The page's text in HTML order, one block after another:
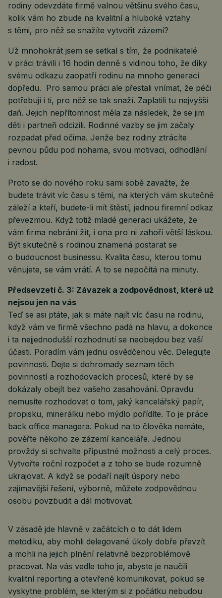
rodiny odevzdáte firmě valnou většinu svého času,
kolik vám ho zbude na kvalitní a hluboké vztahy
s těmi, pro něž se snažíte vytvořit zázemí?
Už mnohokrát jsem se setkal s tím, že podnikatelé
v práci trávili i 16 hodin denně s vidinou toho, že díky
svému odkazu zaopatří rodinu na mnoho generací
dopředu. Pro samou práci ale přestali vnímat, že péči
potřebují i ti, pro něž se tak snaží. Zaplatili tu nejvyšší
daň. Jejich nepřítomnost měla za následek, že se jim
děti i partneři odcizili. Rodinné vazby se jim začaly
rozpadat před očima. Jenže bez rodiny ztrácíte
pevnou půdu pod nohama, svou motivaci, odhodlání
i radost.
Proto se do nového roku sami sobě zavažte, že
budete trávit víc času s těmi, na kterých vám skutečně
záleží a kteří, budete-li mít štěstí, jednou firemní odkaz
převezmou. Když totiž mladé generaci ukážete, že
vám firma nebrání žít, i ona pro ni zahoří větší láskou.
Být skutečně s rodinou znamená postarat se
o budoucnost businessu. Kvalita času, kterou tomu
věnujete, se vám vrátí. A to se nepočítá na minuty.
Předsevzetí č. 3: Závazek a zodpovědnost, které už
nejsou jen na vás
Teď se asi ptáte, jak si máte najít víc času na rodinu,
když vám ve firmě všechno padá na hlavu, a dokonce
i ta nejjednodušší rozhodnutí se neobejdou bez vaší
účasti. Poradím vám jednu osvědčenou věc. Delegujte
povinnosti. Dejte si dohromady seznam těch
povinností a rozhodovacích procesů, které by se
dokázaly obejít bez vašeho zasahování. Opravdu
nemusíte rozhodovat o tom, jaký kancelářský papír,
propisku, minerálku nebo mýdlo pořídíte. To je práce
back office managera. Pokud na to člověka nemáte,
pověřte někoho ze zázemí kanceláře. Jednou
provždy si schvalte přípustné možnosti a celý proces.
Vytvořte roční rozpočet a z toho se bude rozumně
ukrajovat. A když se podaří najít úspory nebo
zajímavější řešení, výborně, můžete zodpovědnou
osobu povzbudit a dál motivovat.
V zásadě jde hlavně v začátcích o to dát lidem
metodiku, aby mohli delegované úkoly dobře převzít
a mohli na jejich plnění relativně bezproblémově
pracovat. Na vás vedle toho je, abyste je naučili
kvalitní reporting a otevřeně komunikovat, pokud se
vyskytne problém, se kterým si z počátku nebudou